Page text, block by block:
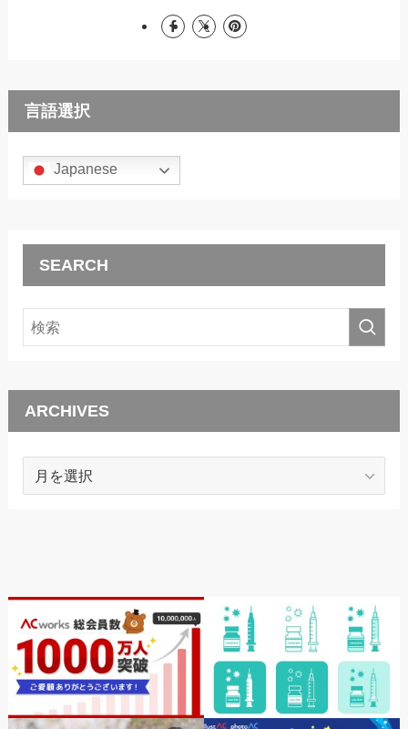
言語選択
Japanese
SEARCH
ARCHIVES
ARCHIVES